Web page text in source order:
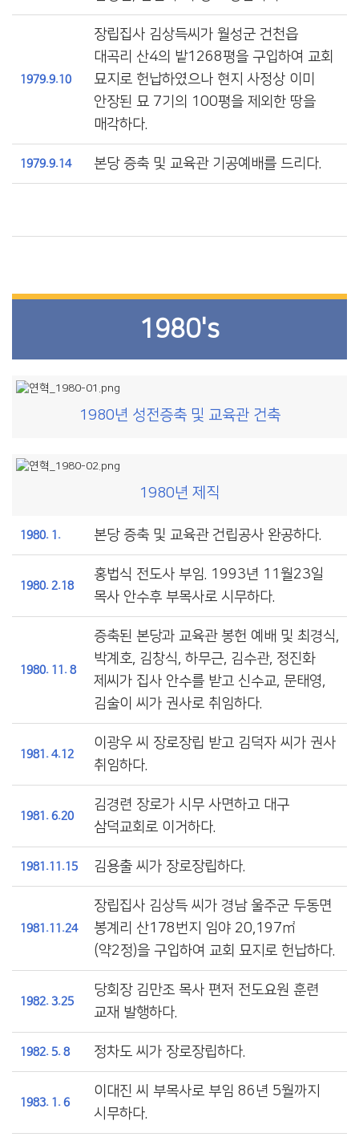
1979.9.10
장립집사 김상득씨가 월성군 건천읍
대곡리 산4의 밭1268평을 구입하여 교회
묘지로 헌납하였으나 현지 사정상 이미
안장된 묘 7기의 100평을 제외한 땅을
매각하다.
1979.9.14 본당 증축 및 교육관 기공예배를 드리다.
1980's
1980년 성전증축 및 교육관 건축
1980년 제직
1980. 1. 본당 증축 및 교육관 건립공사 완공하다.
1980. 2.18
홍법식 전도사 부임. 1993년 11월23일
목사 안수후 부목사로 시무하다.
1980. 11. 8
증축된 본당과 교육관 봉헌 예배 및 최경식,
박계호, 김창식, 하무근, 김수관, 정진화
제씨가 집사 안수를 받고 신수교, 문태영,
김술이 씨가 권사로 취임하다.
1981. 4.12
이광우 씨 장로장립 받고 김덕자 씨가 권사
취임하다.
1981. 6.20
김경련 장로가 시무 사면하고 대구
삼덕교회로 이거하다.
1981.11.15 김용출 씨가 장로장립하다.
1981.11.24
장립집사 김상득 씨가 경남 울주군 두동면
봉계리 산178번지 임야 20,197㎡
(약2정)을 구입하여 교회 묘지로 헌납하다.
1982. 3.25
당회장 김만조 목사 편저 전도요원 훈련
교재 발행하다.
1982. 5. 8 정차도 씨가 장로장립하다.
1983. 1. 6
이대진 씨 부목사로 부임 86년 5월까지
시무하다.